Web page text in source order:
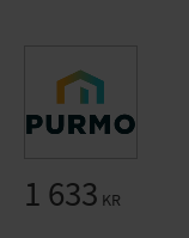
1 633 KR